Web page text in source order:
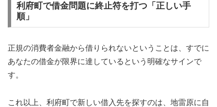
利府町で借金問題に終止符を打つ「正しい手
順」
正規の消費者金融から借りられないということは、すでに
あなたの借金が限界に達しているという明確なサインで
す。
これ以上、利府町で新しい借入先を探すのは、地雷原に自